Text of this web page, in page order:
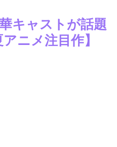
キャストが話題
ニメ注目作】